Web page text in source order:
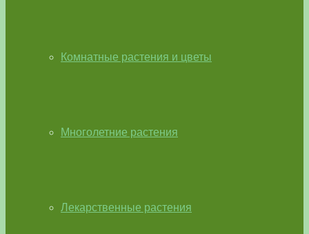
Комнатные растения и цветы
Многолетние растения
Лекарственные растения